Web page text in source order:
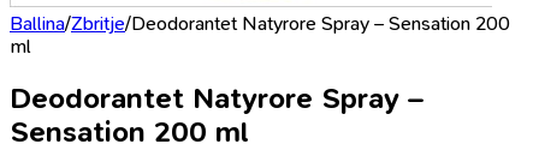
Ballina/Zbritje/Deodorantet Natyrore Spray – Sensation 200
ml
Deodorantet Natyrore Spray –
Sensation 200 ml